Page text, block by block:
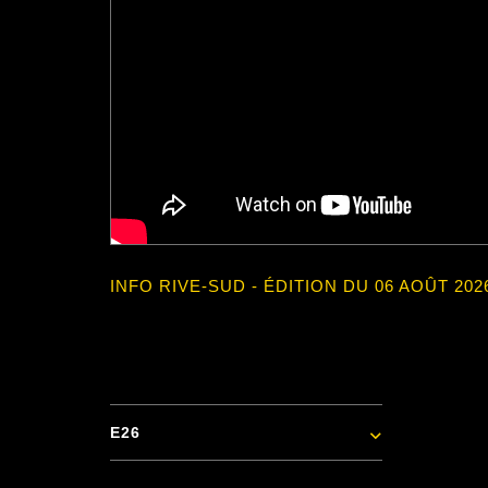
INFO RIVE-SUD - ÉDITION DU 06 AOÛT
E26